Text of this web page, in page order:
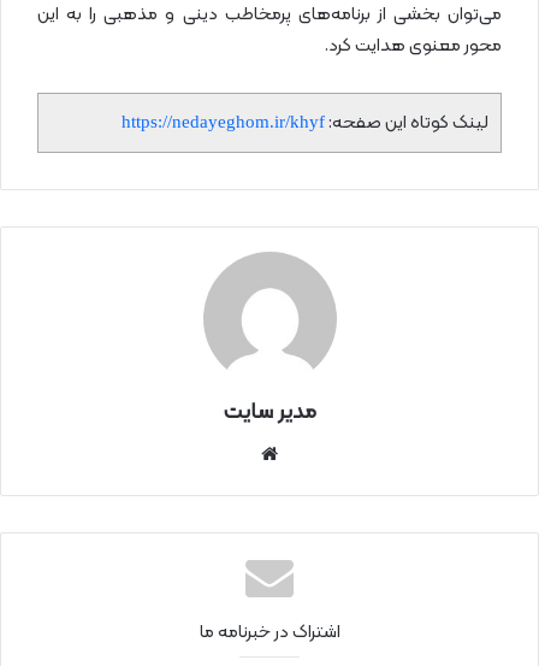
می‌توان بخشی از برنامه‌های پرمخاطب دینی و مذهبی را به این
محور معنوی هدایت کرد.
لینک کوتاه این صفحه: https://nedayeghom.ir/khyf
مدیر سایت
نتی
اشتراک در خبرنامه ما